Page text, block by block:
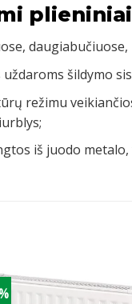
šildymo
režimu
iš juodo